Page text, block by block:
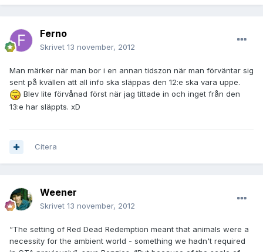
Ferno
Skrivet 13 november, 2012
Man märker när man bor i en annan tidszon när man förväntar sig
sent på kvällen att all info ska släppas den 12:e ska vara uppe.
Blev lite förvånad först när jag tittade in och inget från den
13:e har släppts. xD
Citera
Weener
Skrivet 13 november, 2012
“The setting of Red Dead Redemption meant that animals were a
necessity for the ambient world - something we hadn't required